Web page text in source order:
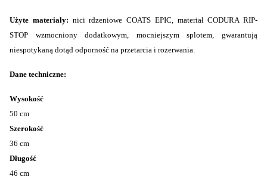
Użyte materiały: nici rdzeniowe COATS EPIC, materiał CODURA RIP-
STOP wzmocniony dodatkowym, mocniejszym splotem, gwarantują
niespotykaną dotąd odporność na przetarcia i rozerwania.
Dane techniczne:
Wysokość
50 cm
Szerokość
36 cm
Długość
46 cm